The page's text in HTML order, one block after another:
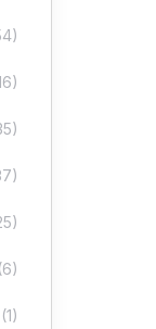
(6)
(1)